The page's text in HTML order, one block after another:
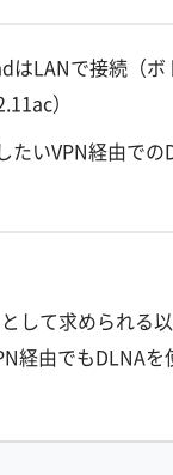
はLANで接続（ボ
）
たいVPN経由での
して求められる
経由でもDLNA